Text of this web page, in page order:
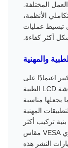
المختلفة.
الأنظمة،
تبسيط عمليات
أكثر كفاءة.
والمهنية
اعتمادًا على
تصميم المعدات والمساحة المتاحة. تدعم شاشة LCD الطبية
يجعلها مناسبة
المهنية
تركيب أكثر
نظافة، يوفر دعم التثبيت على الحائط الاختياري VESA مقاس
النشر هذه